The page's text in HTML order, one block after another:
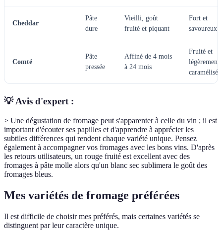
Cheddar
Pâte
dure
Vieilli, goût
fruité et piquant
Fort et
savoureux
Comté
Pâte
pressée
Affiné de 4 mois
à 24 mois
Fruité et
légèrement
caramélisé
💡 Avis d'expert :
> Une dégustation de fromage peut s'apparenter à celle du vin ; il est
important d'écouter ses papilles et d'apprendre à apprécier les
subtiles différences qui rendent chaque variété unique. Pensez
également à accompagner vos fromages avec les bons vins. D'après
les retours utilisateurs, un rouge fruité est excellent avec des
fromages à pâte molle alors qu'un blanc sec sublimera le goût des
fromages bleus.
Mes variétés de fromage préférées
Il est difficile de choisir mes préférés, mais certaines variétés se
distinguent par leur caractère unique.